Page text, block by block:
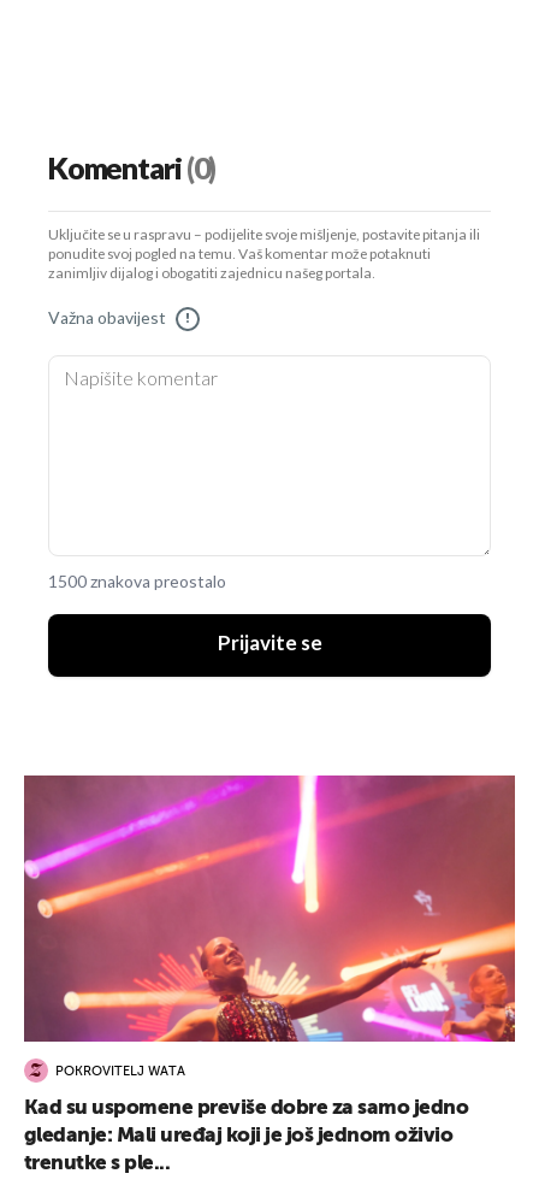
Komentari(0)
Uključite se u raspravu – podijelite svoje mišljenje, postavite pitanja ili
ponudite svoj pogled na temu. Vaš komentar može potaknuti
zanimljiv dijalog i obogatiti zajednicu našeg portala.
Važna obavijest !
1500 znakova preostalo
Prijavite se
POKROVITELJ WATA
Kad su uspomene previše dobre za samo jedno
gledanje: Mali uređaj koji je još jednom oživio
trenutke s ple...